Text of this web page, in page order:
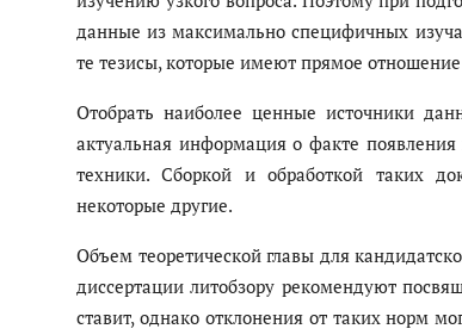
данные из максимально специфичных
те тезисы, которые имеют прямое
Отобрать наиболее ценные источники
актуальная информация о факте
техники. Сборкой и обработкой таких
некоторые другие.
Объем теоретической главы для
диссертации литобзору рекомендуют
ставит, однако отклонения от таких норм